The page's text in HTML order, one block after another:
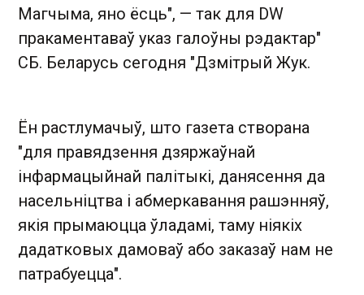
Магчыма, яно ёсць", — так для DW
пракаментаваў указ галоўны рэдактар"
СБ. Беларусь сегодня "Дзмітрый Жук.
Ён растлумачыў, што газета створана
"для правядзення дзяржаўнай
інфармацыйнай палітыкі, данясення да
насельніцтва і абмеркавання рашэнняў,
якія прымаюцца ўладамі, таму ніякіх
дадатковых дамоваў або заказаў нам не
патрабуецца".